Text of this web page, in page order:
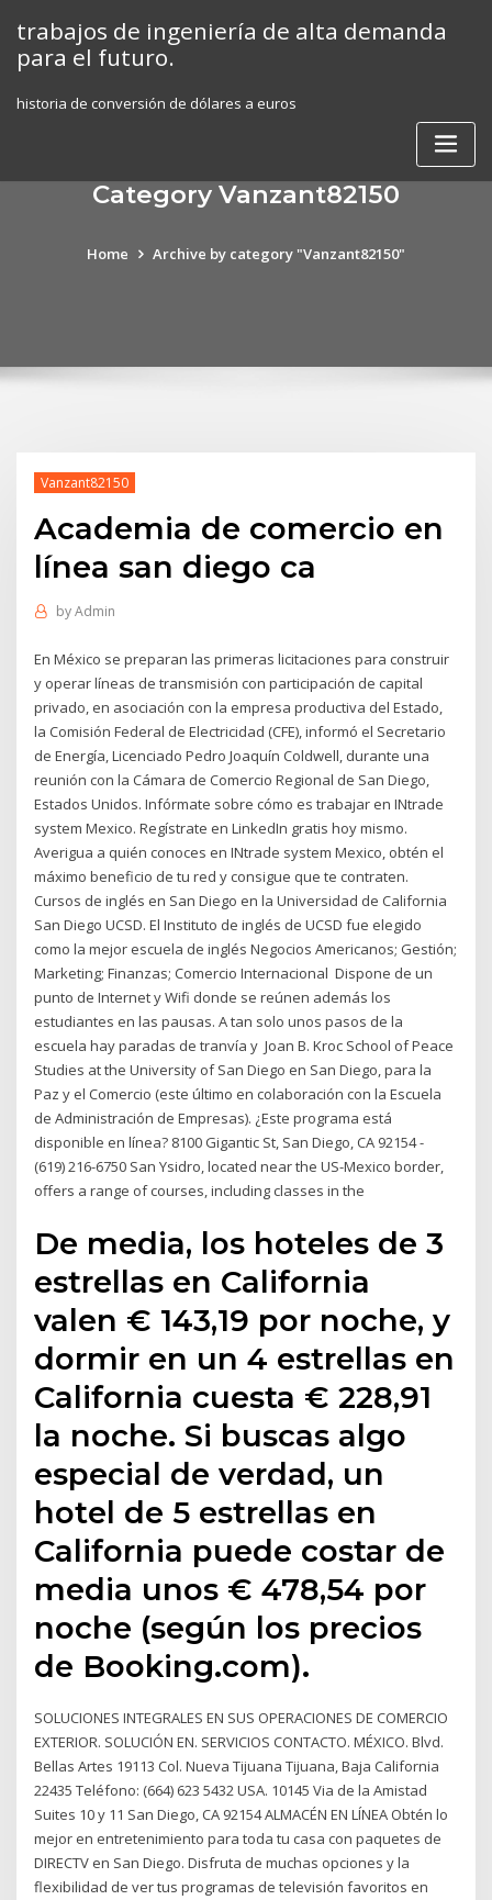
content
trabajos de ingeniería de alta demanda
para el futuro.
historia de conversión de dólares a euros
Category Vanzant82150
Home Archive by category "Vanzant82150"
Vanzant82150
Academia de comercio en
línea san diego ca
byAdmin
En México se preparan las primeras licitaciones para construir
y operar líneas de transmisión con participación de capital
privado, en asociación con la empresa productiva del Estado,
la Comisión Federal de Electricidad (CFE), informó el Secretario
de Energía, Licenciado Pedro Joaquín Coldwell, durante una
reunión con la Cámara de Comercio Regional de San Diego,
Estados Unidos. Infórmate sobre cómo es trabajar en INtrade
system Mexico. Regístrate en LinkedIn gratis hoy mismo.
Averigua a quién conoces en INtrade system Mexico, obtén el
máximo beneficio de tu red y consigue que te contraten.
Cursos de inglés en San Diego en la Universidad de California
San Diego UCSD. El Instituto de inglés de UCSD fue elegido
como la mejor escuela de inglés Negocios Americanos; Gestión;
Marketing; Finanzas; Comercio Internacional Dispone de un
punto de Internet y Wifi donde se reúnen además los
estudiantes en las pausas. A tan solo unos pasos de la
escuela hay paradas de tranvía y Joan B. Kroc School of Peace
Studies at the University of San Diego en San Diego, para la
Paz y el Comercio (este último en colaboración con la Escuela
de Administración de Empresas). ¿Este programa está
disponible en línea? 8100 Gigantic St, San Diego, CA 92154 -
(619) 216-6750 San Ysidro, located near the US-Mexico border,
offers a range of courses, including classes in the
De media, los hoteles de 3
estrellas en California
valen € 143,19 por noche, y
dormir en un 4 estrellas en
California cuesta € 228,91
la noche. Si buscas algo
especial de verdad, un
hotel de 5 estrellas en
California puede costar de
media unos € 478,54 por
noche (según los precios
de Booking.com).
SOLUCIONES INTEGRALES EN SUS OPERACIONES DE COMERCIO
EXTERIOR. SOLUCIÓN EN. SERVICIOS CONTACTO. MÉXICO. Blvd.
Bellas Artes 19113 Col. Nueva Tijuana Tijuana, Baja California
22435 Teléfono: (664) 623 5432 USA. 10145 Via de la Amistad
Suites 10 y 11 San Diego, CA 92154 ALMACÉN EN LÍNEA Obtén lo
mejor en entretenimiento para toda tu casa con paquetes de
DIRECTV en San Diego. Disfruta de muchas opciones y la
flexibilidad de ver tus programas de televisión favoritos en